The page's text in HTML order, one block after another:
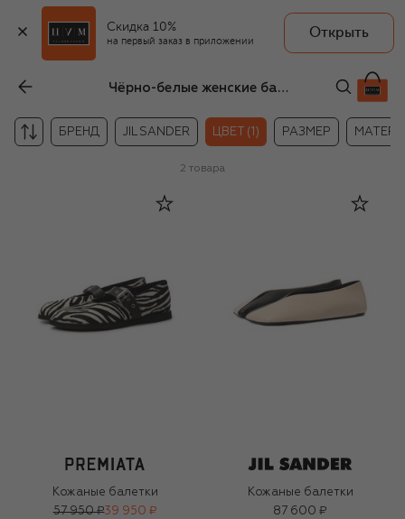
Скидка 10%
на первый заказ в приложении
Открыть
Чёрно-белые женские балетки
БРЕНД JIL SANDER ЦВЕТ (1) РАЗМЕР
2 товара
Кожаные балетки
57 950 ₽39 950 ₽
Кожаные балетки
87 600 ₽